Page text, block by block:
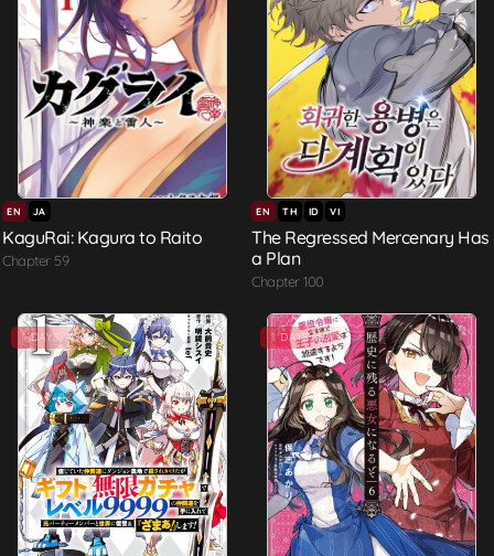
EN JA
KaguRai: Kagura to Raito
Chapter 59
EN TH ID VI
The Regressed Mercenary Has
a Plan
Chapter 100
1 DAYS AGO 1 DAYS AGO